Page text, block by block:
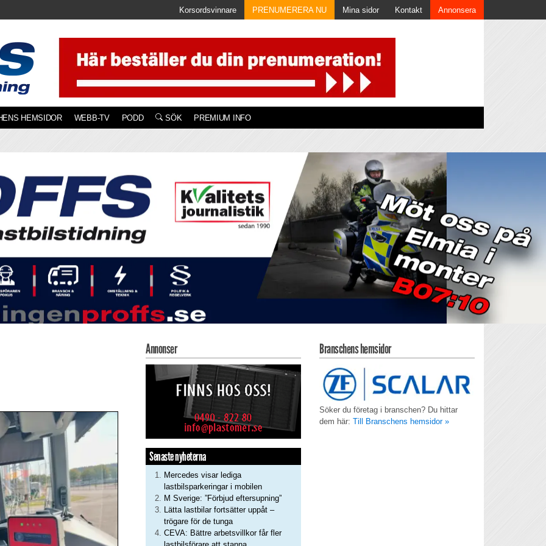
Korsordsvinnare PRENUMERERA NU Mina sidor Kontakt Annonsera
HEMSIDOR WEBB-TV PODD SÖK PREMIUM INFO
Annonser
Senaste nyheterna
Mercedes visar lediga
lastbilsparkeringar i mobilen
M Sverige: ”Förbjud eftersupning”
Lätta lastbilar fortsätter uppåt –
trögare för de tunga
CEVA: Bättre arbetsvillkor får fler
Branschens hemsidor
Söker du företag i branschen? Du hittar
dem här: Till Branschens hemsidor »